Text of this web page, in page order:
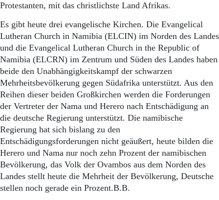
Protestanten, mit das christlichste Land Afrikas.
Es gibt heute drei evangelische Kirchen. Die Evangelical
Lutheran Church in Namibia (ELCIN) im Norden des Landes
und die Evangelical Lutheran Church in the Republic of
Namibia (ELCRN) im Zentrum und Süden des Landes haben
beide den Unabhängigkeitskampf der schwarzen
Mehrheitsbevölkerung gegen Südafrika unterstützt. Aus den
Reihen dieser beiden Großkirchen werden die Forderungen
der Vertreter der Nama und Herero nach Entschädigung an
die deutsche Regierung unterstützt. Die namibische
Regierung hat sich bislang zu den
Entschädigungsforderungen nicht geäußert, heute bilden die
Herero und Nama nur noch zehn Prozent der namibischen
Bevölkerung, das Volk der Ovambos aus dem Norden des
Landes stellt heute die Mehrheit der Bevölkerung, Deutsche
stellen noch gerade ein Prozent.B.B.